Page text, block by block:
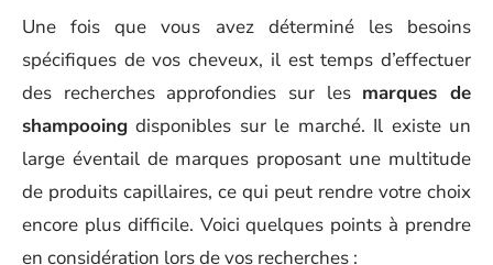
Une fois que vous avez déterminé les besoins
spécifiques de vos cheveux, il est temps d’effectuer
des recherches approfondies sur les marques de
shampooing disponibles sur le marché. Il existe un
large éventail de marques proposant une multitude
de produits capillaires, ce qui peut rendre votre choix
encore plus difficile. Voici quelques points à prendre
en considération lors de vos recherches :